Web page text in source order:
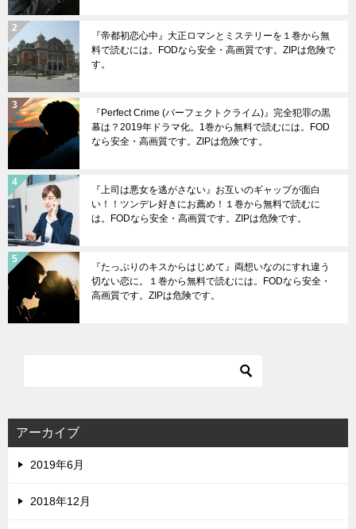
『帝都初恋心中』大正ロマンとミステリーを１巻から無
料で読むには。FODなら安全・高画質です。ZIPは危険で
す。
『Perfect Crime (パーフェクトクライム)』完全犯罪の黒
幕は？2019年ドラマ化。1巻から無料で読むには。FOD
なら安全・高画質です。ZIPは危険です。
『上司は悪女を逃がさない』お互いのギャップが面白
い！！ツンデレ好きにお薦め！１巻から無料で読むに
は。FODなら安全・高画質です。ZIPは危険です。
『たっぷりのキスからはじめて』両想いなのにすれ違う
切ない恋に。１巻から無料で読むには。FODなら安全・
高画質です。ZIPは危険です。
アーカイブ
2019年6月
2018年12月